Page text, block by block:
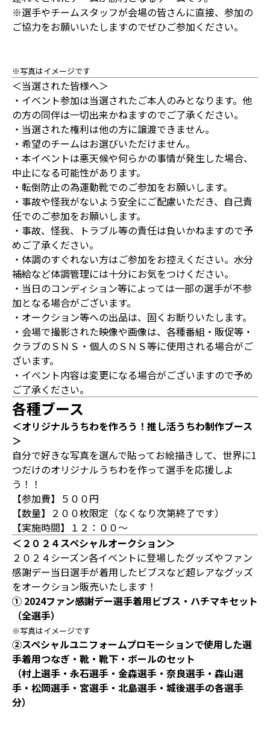
※選手やチームスタッフが会場の皆さんに直接、参加の
ご協力をお願いいたしますのでぜひご参加ください。
※写真はイメージです
＜当選された皆様へ＞
・イベント参加は当選されたご本人のみとなります。他
の方の同伴は一切出来かねますのでご了承ください。
・当選された権利は他の方に譲渡できません。
・希望のチームはお選びいただけません。
・本イベントは悪天候や何らかの事情が発生した場合、
中止になる可能性があります。
・転倒防止の為運動靴でのご参加をお願いします。
・事故や怪我がないよう安全にご配慮いただき、自己責
任でのご参加をお願いします。
・事故、怪我、トラブル等の責任は負いかねますので予
めご了承ください。
・体調のすぐれない方はご参加をお控えください。水分
補給など体調管理には十分にお気をつけください。
・当日のコンディション等によっては一部の選手が不参
加となる場合がございます。
・オークション等への出品は、固くお断りいたします。
・会場で撮影された映像や画像は、各種番組・販促等・
クラブのＳＮＳ・個人のＳＮＳ等に使用される場合がご
ざいます。
・イベント内容は変更になる場合がございますので予め
ご了承ください。
各種ブース
＜オリジナルうちわを作ろう！推し活うちわ制作ブース
＞
自分で好きな写真を選んで貼ってお絵描きして、世界に1
つだけのオリジナルうちわを作って選手を応援しよ
う！！
【参加費】５００円
【数量】２００枚限定（なくなり次第終了です）
【実施時間】１２：００～
＜２０２４スペシャルオークション＞
２０２４シーズン各イベントに登場したグッズやファン
感謝デー当日選手が着用したビブスなど超レアなグッズ
をオークション販売いたします！
① 2024ファン感謝デー選手着用ビブス・ハチマキセット
（全選手）
※写真はイメージです
②スペシャルユニフォームプロモーションで使用した選
手着用つなぎ・靴・靴下・ボールのセット
（村上選手・永石選手・金森選手・奈良選手・森山選
手・松岡選手・宮選手・北島選手・城後選手の各選手
分）